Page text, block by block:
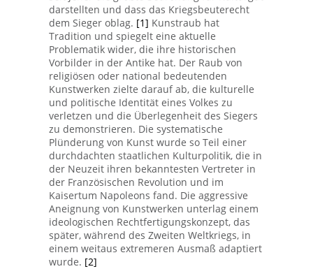
darstellten und dass das Kriegsbeuterecht
dem Sieger oblag. [1] Kunstraub hat
Tradition und spiegelt eine aktuelle
Problematik wider, die ihre historischen
Vorbilder in der Antike hat. Der Raub von
religiösen oder national bedeutenden
Kunstwerken zielte darauf ab, die kulturelle
und politische Identität eines Volkes zu
verletzen und die Überlegenheit des Siegers
zu demonstrieren. Die systematische
Plünderung von Kunst wurde so Teil einer
durchdachten staatlichen Kulturpolitik, die in
der Neuzeit ihren bekanntesten Vertreter in
der Französischen Revolution und im
Kaisertum Napoleons fand. Die aggressive
Aneignung von Kunstwerken unterlag einem
ideologischen Rechtfertigungskonzept, das
später, während des Zweiten Weltkriegs, in
einem weitaus extremeren Ausmaß adaptiert
wurde. [2]